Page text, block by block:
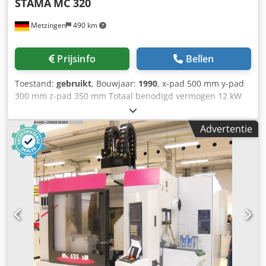
Metzingen 490 km
STAMA MC 320
Prijsinfo Bellen
Toestand: gebruikt, Bouwjaar: 1990, x-pad 500 mm y-pad
300 mm z-pad 350 mm Totaal benodigd vermogen 12 kW
Machinegewicht ca. 3800 kg Benodigde ruimte ca. m
Verticaal - 3 - assig - CNC - bewerkingscentrum Type MC
320, bouwjaar 1990, # KMH 320 1379 TECHNISCHE
GEGEVENS: Werkbereik: Lengteslag X-as 500 mm Verticale
slag Z-as 350 mm Dwarsbeweging Y-as 300 mm Draaitafel /
werkoppervlak 510 x 300 mm Tafelbelasting ca. 100 kg (per
stuk) Montagehoogte tussen tafel en spindel 150-540 mm
Projectie tot spilcentrum 350 mm Gereedschapshouder SK
30 Spindelsnelheden 45 - 6.000 tpm Aanzet / ijlgang max.
tot 5 m / 20 m/min. Boorcapaciteit / freescapaciteit in staal
25 mm /130 cm³ Freescapaciteit in aluminium 500 cm3 AC-
hoofdaandrijving ca. 5,5 kW Totale aandrijving ca. 12 kW -
380 V - 50 Hz Gewicht ca. 3.800 kg Accessoires / speciale
Advertentie